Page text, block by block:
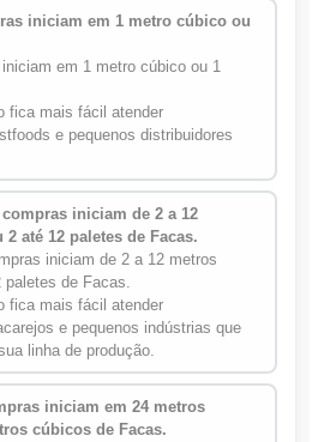
iniciam em 1 metro cúbico ou
em 1 metro cúbico ou 1
fica mais fácil atender
e pequenos distribuidores
compras iniciam de 2 a 12
até 12 paletes de Facas.
iniciam de 2 a 12 metros
de Facas.
fica mais fácil atender
e pequenos indústrias que
linha de produção.
iniciam em 24 metros
cúbicos de Facas.